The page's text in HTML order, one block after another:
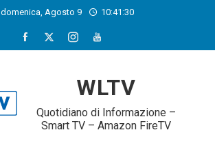
domenica, Agosto 9 10:41:31
WLTV
Quotidiano di Informazione –
Smart TV – Amazon FireTV